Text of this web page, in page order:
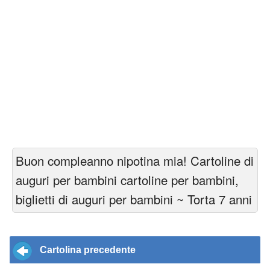
Buon compleanno nipotina mia! Cartoline di
auguri per bambini cartoline per bambini,
biglietti di auguri per bambini ~ Torta 7 anni
Cartolina precedente